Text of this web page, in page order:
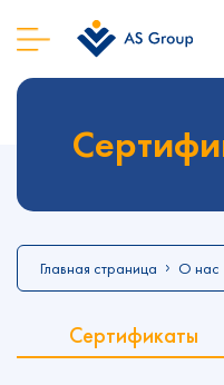
Главная страница О нас
Сертификаты